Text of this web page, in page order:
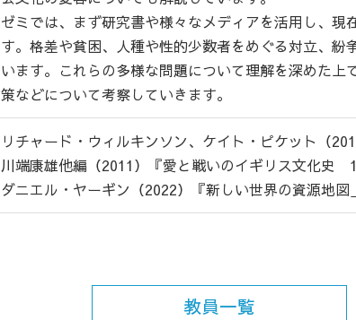
ゼミでは、まず研究書や様々なメディアを活用し、
す。格差や貧困、人種や性的少数者をめぐる対立、
います。これらの多様な問題について理解を深めた
策などについて考察していきます。
リチャード・ウィルキンソン、ケイト・ピケット（
川端康雄他編（2011）『愛と戦いのイギリス文化史
ダニエル・ヤーギン（2022）『新しい世界の資源地図
教員一覧